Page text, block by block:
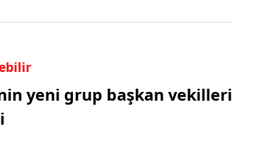
yeni grup başkan vekilleri